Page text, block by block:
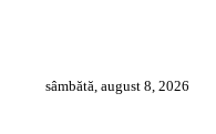
sâmbătă, august 8, 2026